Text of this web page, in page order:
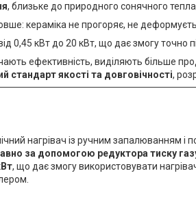
, близьке до природного сонячного
кераміка не прогоряє, не
0,45 кВт до 20 кВт, що дає змогу точно
ефективність, виділяють більше
стандарт якості та довговічності,
нагрівач із ручним запалюванням і
за допомогою редуктора тиску
, що дає змогу використовувати